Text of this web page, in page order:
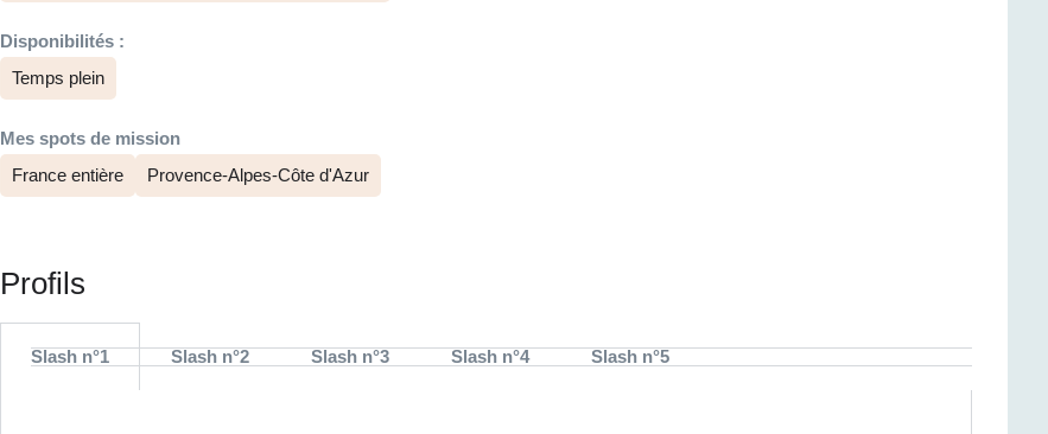
Disponibilités :
Temps plein
Mes spots de mission
France entière
Provence-Alpes-Côte d'Azur
Profils
Slash n°1 Slash n°2 Slash n°3 Slash n°4 Slash n°5